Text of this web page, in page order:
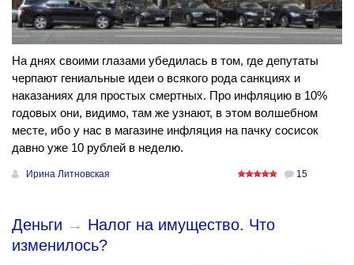
На днях своими глазами убедилась в том, где депутаты
черпают гениальные идеи о всякого рода санкциях и
наказаниях для простых смертных. Про инфляцию в 10%
годовых они, видимо, там же узнают, в этом волшебном
месте, ибо у нас в магазине инфляция на пачку сосисок
давно уже 10 рублей в неделю.
Ирина Литновская 15
Деньги → Налог на имущество. Что
изменилось?